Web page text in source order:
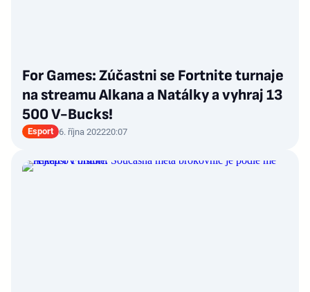
For Games: Zúčastni se Fortnite turnaje
na streamu Alkana a Natálky a vyhraj 13
500 V-Bucks!
Esport 6. října 202220:07